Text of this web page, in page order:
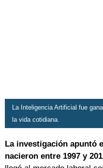
La Inteligencia Artificial fue
la vida cotidiana.
La investigación apuntó
nacieron entre 1997 y